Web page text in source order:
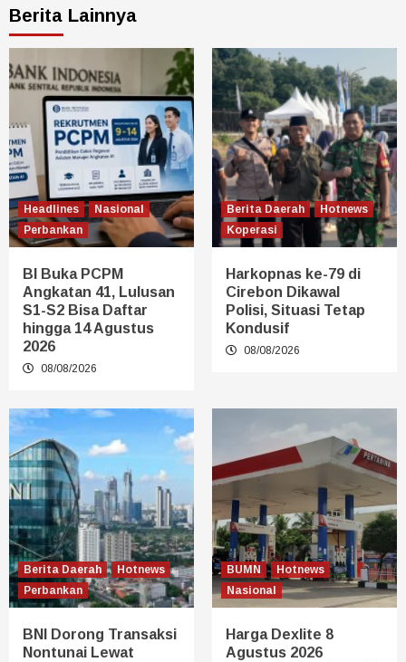
Berita Lainnya
Headlines
Nasional
Perbankan
BI Buka PCPM
Angkatan 41, Lulusan
S1-S2 Bisa Daftar
hingga 14 Agustus
2026
08/08/2026
Berita Daerah
Hotnews
Koperasi
Harkopnas ke-79 di
Cirebon Dikawal
Polisi, Situasi Tetap
Kondusif
08/08/2026
Berita Daerah
Hotnews
Perbankan
BNI Dorong Transaksi
Nontunai Lewat
BUMN
Hotnews
Nasional
Harga Dexlite 8
Agustus 2026